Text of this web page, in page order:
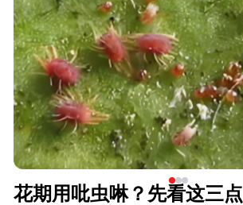
花期用吡虫啉？先看这三点